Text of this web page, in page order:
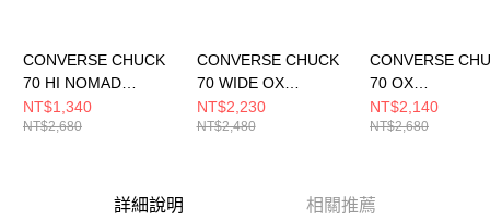
CONVERSE CHUCK
70 HI NOMAD
KHAKI/BLACK/EGRET
男女 休閒鞋 168504C
NT$1,340
NT$2,680
CONVERSE CHUCK
70 WIDE OX
BLACK/BLACK/EGRE
T 男女 休閒鞋
NT$2,230
NT$2,480
CONVERSE
70 OX
PAPYRUS/
ACK 男女 休閒鞋
NT$2,140
NT$2,680
詳細說明 相關推薦